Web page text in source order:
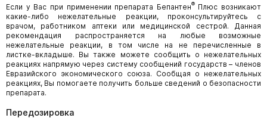
Если у Вас при применении препарата Бепантен®Плюс возникают
какие-либо нежелательные реакции, проконсультируйтесь с
врачом, работником аптеки или медицинской сестрой. Данная
рекомендация распространяется на любые возможные
нежелательные реакции, в том числе на не перечисленные в
листке-вкладыше. Вы также можете сообщить о нежелательных
реакциях напрямую через систему сообщений государств – членов
Евразийского экономического союза. Сообщая о нежелательных
реакциях, Вы помогаете получить больше сведений о безопасности
препарата.
Передозировка